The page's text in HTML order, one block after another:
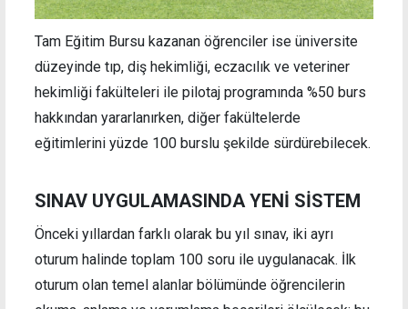
Tam Eğitim Bursu kazanan öğrenciler ise üniversite
düzeyinde tıp, diş hekimliği, eczacılık ve veteriner
hekimliği fakülteleri ile pilotaj programında %50 burs
hakkından yararlanırken, diğer fakültelerde
eğitimlerini yüzde 100 burslu şekilde sürdürebilecek.
SINAV UYGULAMASINDA YENİ SİSTEM
Önceki yıllardan farklı olarak bu yıl sınav, iki ayrı
oturum halinde toplam 100 soru ile uygulanacak. İlk
oturum olan temel alanlar bölümünde öğrencilerin